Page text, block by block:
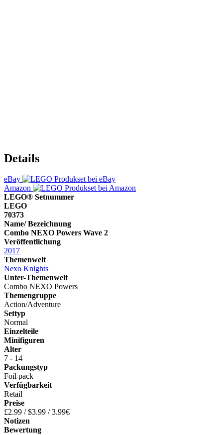
Details
eBay
Amazon
LEGO® Setnummer
LEGO
70373
Name/ Bezeichnung
Combo NEXO Powers Wave 2
Veröffentlichung
2017
Themenwelt
Nexo Knights
Unter-Themenwelt
Combo NEXO Powers
Themengruppe
Action/Adventure
Settyp
Normal
Einzelteile
Minifiguren
Alter
7 - 14
Packungstyp
Foil pack
Verfügbarkeit
Retail
Preise
£2.99 / $3.99 / 3.99€
Notizen
Bewertung